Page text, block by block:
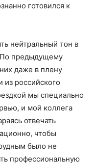
готовился к
нейтральный тон в
По предыдущему
даже в плену
российского
мы специально
и мой коллега
отвечать
чтобы
было не
профессиональную